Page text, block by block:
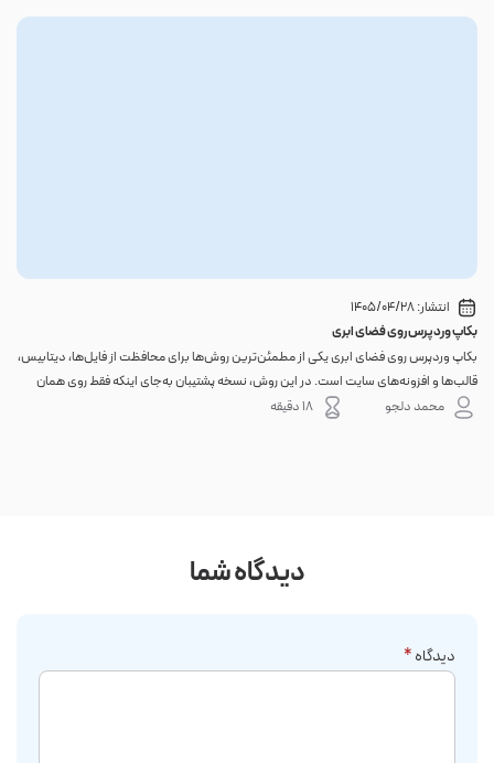
انتشار:1405/04/28
بکاپ وردپرس روی فضای ابری
بکاپ وردپرس روی فضای ابری یکی از مطمئن‌ترین روش‌ها برای محافظت از فایل‌ها، دیتابیس،
قالب‌ها و افزونه‌های سایت است. در این روش، نسخه پشتیبان به‌جای اینکه فقط روی همان
هاست اصلی باقی بماند، به یک فضای جداگانه منتقل می‌شود؛ بنابراین خرابی سرور، هک
محمد دلجو 18 دقیقه
دیدگاه شما
دیدگاه*